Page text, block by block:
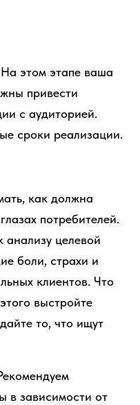
этом этапе ваша
привести
с аудиторией.
сроки реализации.
как должна
потребителей.
анализу целевой
боли, страхи и
клиентов. Что
выстройте
то, что ищут
в зависимости от